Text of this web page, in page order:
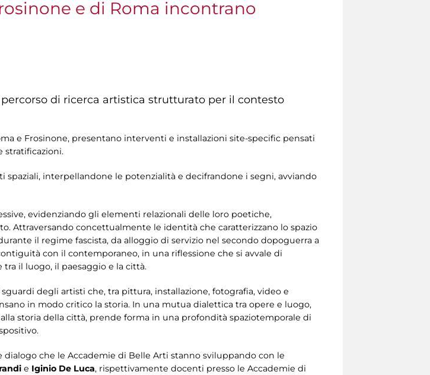
e di Roma incontrano
di ricerca artistica strutturato per il contesto
e Frosinone, presentano interventi e installazioni site-specific pensati
stratificazioni.
spaziali, interpellandone le potenzialità e decifrandone i segni, avviando
evidenziando gli elementi relazionali delle loro poetiche,
Attraversando concettualmente le identità che caratterizzano lo spazio
il regime fascista, da alloggio di servizio nel secondo dopoguerra a
con il contemporaneo, in una riflessione che si avvale di
il luogo, il paesaggio e la città.
degli artisti che, tra pittura, installazione, fotografia, video e
in modo critico la storia. In una mutua dialettica tra opere e luogo,
storia della città, prende forma in una profondità spaziotemporale di
che le Accademie di Belle Arti stanno sviluppando con le
e Iginio De Luca, rispettivamente docenti presso le Accademie di